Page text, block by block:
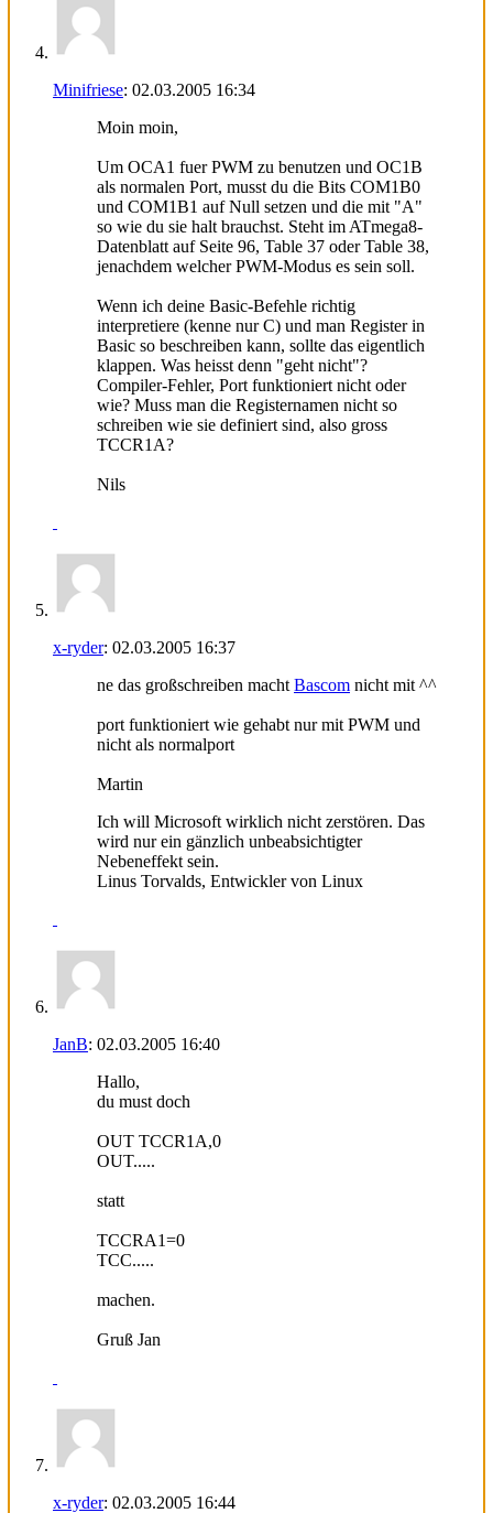
Minifriese: 02.03.2005 16:34
Moin moin,
Um OCA1 fuer PWM zu benutzen und OC1B
als normalen Port, musst du die Bits COM1B0
und COM1B1 auf Null setzen und die mit "A"
so wie du sie halt brauchst. Steht im ATmega8-
Datenblatt auf Seite 96, Table 37 oder Table 38,
jenachdem welcher PWM-Modus es sein soll.
Wenn ich deine Basic-Befehle richtig
interpretiere (kenne nur C) und man Register in
Basic so beschreiben kann, sollte das eigentlich
klappen. Was heisst denn "geht nicht"?
Compiler-Fehler, Port funktioniert nicht oder
wie? Muss man die Registernamen nicht so
schreiben wie sie definiert sind, also gross
TCCR1A?
Nils
x-ryder: 02.03.2005 16:37
ne das großschreiben macht Bascom nicht mit ^^
port funktioniert wie gehabt nur mit PWM und
nicht als normalport
Martin
Ich will Microsoft wirklich nicht zerstören. Das
wird nur ein gänzlich unbeabsichtigter
Nebeneffekt sein.
Linus Torvalds, Entwickler von Linux
JanB: 02.03.2005 16:40
Hallo,
du must doch
OUT TCCR1A,0
OUT.....
statt
TCCRA1=0
TCC.....
machen.
Gruß Jan
x-ryder: 02.03.2005 16:44